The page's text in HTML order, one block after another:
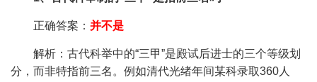
正确答案： 并不是
解析：古代科举中的“三甲”是殿试后进士的三个等级划
分，而非特指前三名。例如清代光绪年间某科录取360人